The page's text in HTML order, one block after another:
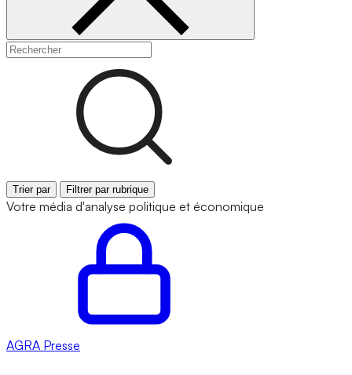
Trier par Filtrer par rubrique
Votre média d'analyse politique et économique
AGRA Presse